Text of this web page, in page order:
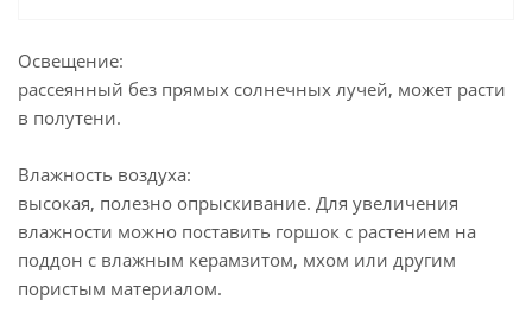
Освещение:
рассеянный без прямых солнечных лучей, может расти
в полутени.
Влажность воздуха:
высокая, полезно опрыскивание. Для увеличения
влажности можно поставить горшок с растением на
поддон с влажным керамзитом, мхом или другим
пористым материалом.